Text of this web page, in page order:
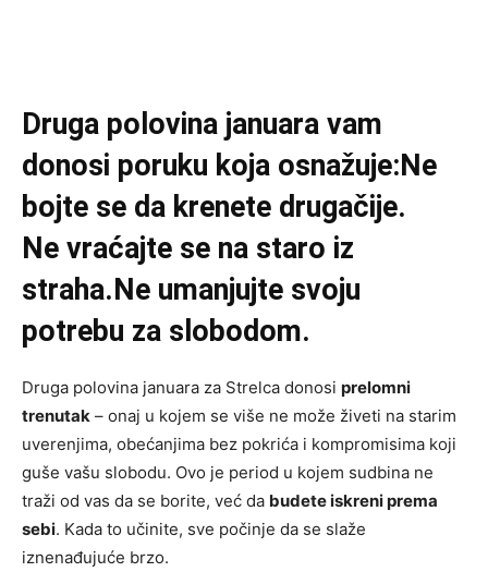
Druga polovina januara vam
donosi poruku koja osnažuje:Ne
bojte se da krenete drugačije.
Ne vraćajte se na staro iz
straha.Ne umanjujte svoju
potrebu za slobodom.
Druga polovina januara za Strelca donosi prelomni
trenutak – onaj u kojem se više ne može živeti na starim
uverenjima, obećanjima bez pokrića i kompromisima koji
guše vašu slobodu. Ovo je period u kojem sudbina ne
traži od vas da se borite, već da budete iskreni prema
sebi. Kada to učinite, sve počinje da se slaže
iznenađujuće brzo.